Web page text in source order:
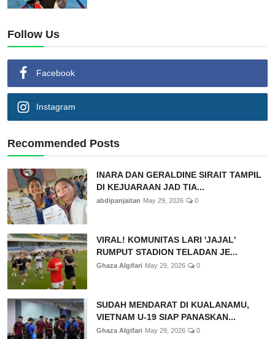
Follow Us
Facebook
Instagram
Recommended Posts
INARA DAN GERALDINE SIRAIT TAMPIL
DI KEJUARAAN JAD TIA...
abdipanjaitan May 29, 2026 0
VIRAL! KOMUNITAS LARI 'JAJAL'
RUMPUT STADION TELADAN JE...
Ghaza Algifari May 29, 2026 0
SUDAH MENDARAT DI KUALANAMU,
VIETNAM U-19 SIAP PANASKAN...
Ghaza Algifari May 29, 2026 0